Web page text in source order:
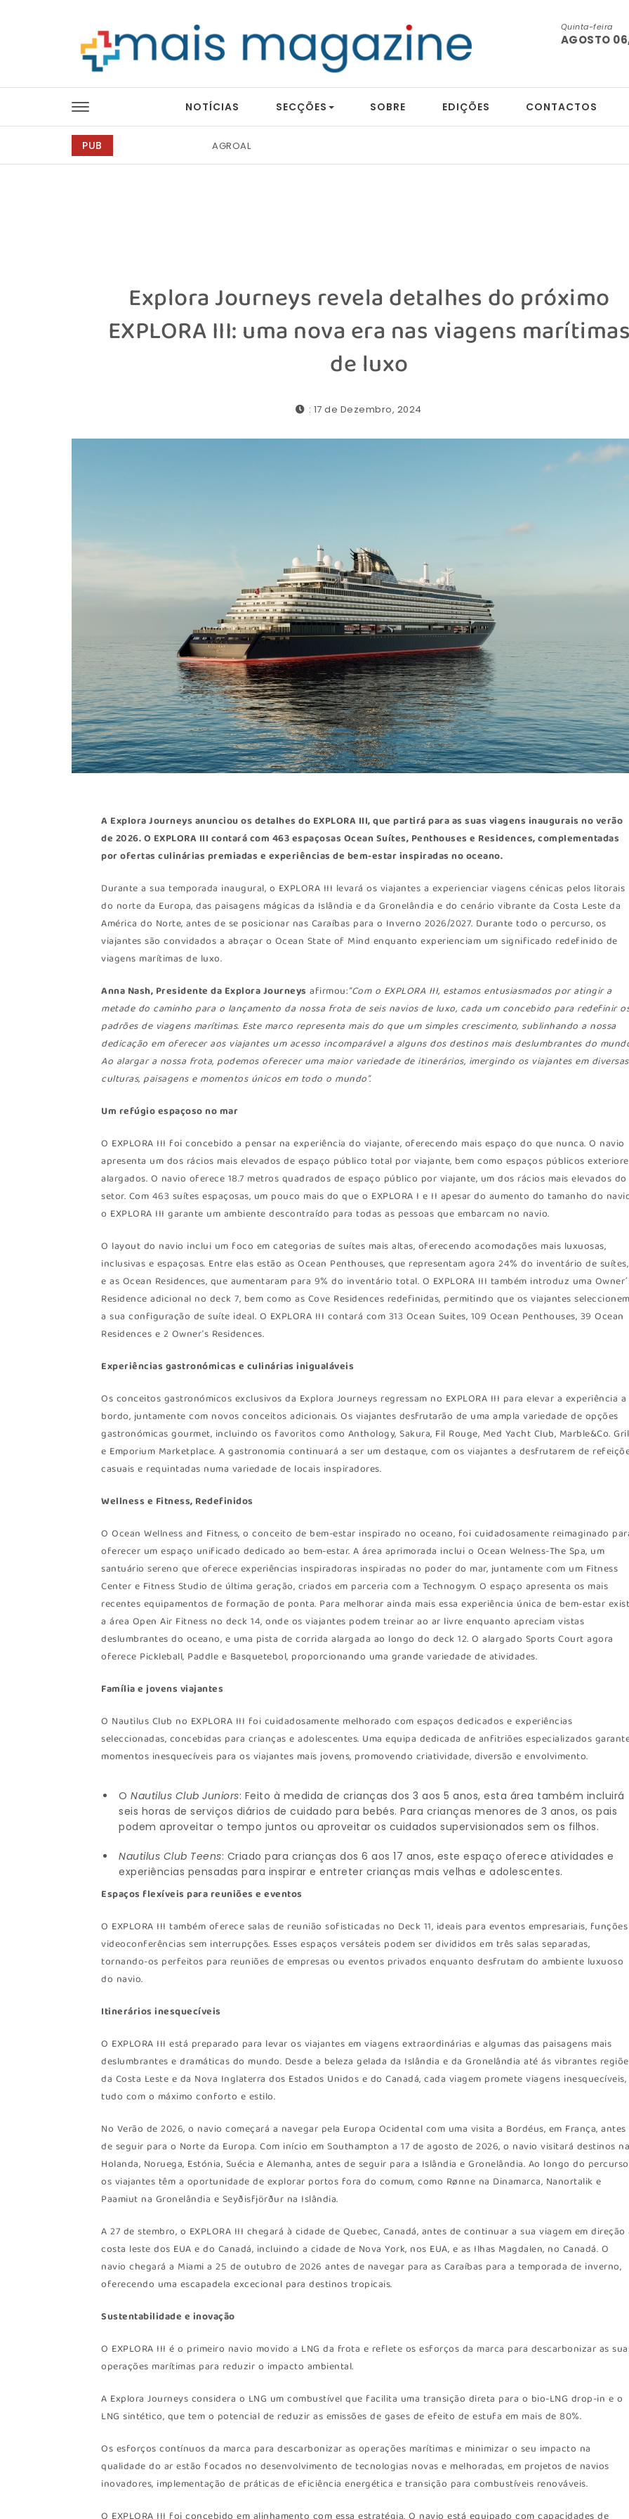
Quinta-feira
AGOSTO
NOTÍCIAS SECÇÕES SOBRE EDIÇÕES CONTACTOS
PUB Tintas 2000
Explora Journeys revela detalhes do próximo
EXPLORA III: uma nova era nas viagens
de luxo
: 17 de Dezembro, 2024
A Explora Journeys anunciou os detalhes do EXPLORA III, que partirá para as suas viagens inaugurais no verão
de 2026. O EXPLORA III contará com 463 espaçosas Ocean Suítes, Penthouses e Residences, complementadas
por ofertas culinárias premiadas e experiências de bem-estar inspiradas no oceano.
Durante a sua temporada inaugural, o EXPLORA III levará os viajantes a experienciar viagens cénicas pelos litorais
do norte da Europa, das paisagens mágicas da Islândia e da Gronelândia e do cenário vibrante da Costa Leste da
América do Norte, antes de se posicionar nas Caraíbas para o Inverno 2026/2027. Durante todo o percurso, os
viajantes são convidados a abraçar o Ocean State of Mind enquanto experienciam um significado redefinido de
viagens marítimas de luxo.
Anna Nash, Presidente da Explora Journeys afirmou:“Com o EXPLORA III, estamos entusiasmados por atingir a
metade do caminho para o lançamento da nossa frota de seis navios de luxo, cada um concebido para redefinir
padrões de viagens marítimas. Este marco representa mais do que um simples crescimento, sublinhando a nossa
dedicação em oferecer aos viajantes um acesso incomparável a alguns dos destinos mais deslumbrantes do
Ao alargar a nossa frota, podemos oferecer uma maior variedade de itinerários, imergindo os viajantes em diversas
culturas, paisagens e momentos únicos em todo o mundo”.
Um refúgio espaçoso no mar
O EXPLORA III foi concebido a pensar na experiência do viajante, oferecendo mais espaço do que nunca. O navio
apresenta um dos rácios mais elevados de espaço público total por viajante, bem como espaços públicos
alargados. O navio oferece 18.7 metros quadrados de espaço público por viajante, um dos rácios mais elevados do
setor. Com 463 suítes espaçosas, um pouco mais do que o EXPLORA I e II apesar do aumento do tamanho do
o EXPLORA III garante um ambiente descontraído para todas as pessoas que embarcam no navio.
O layout do navio inclui um foco em categorias de suítes mais altas, oferecendo acomodações mais luxuosas,
inclusivas e espaçosas. Entre elas estão as Ocean Penthouses, que representam agora 24% do inventário de suítes,
e as Ocean Residences, que aumentaram para 9% do inventário total. O EXPLORA III também introduz uma
Residence adicional no deck 7, bem como as Cove Residences redefinidas, permitindo que os viajantes
a sua configuração de suíte ideal. O EXPLORA III contará com 313 Ocean Suites, 109 Ocean Penthouses, 39 Ocean
Residences e 2 Owner’s Residences.
Experiências gastronómicas e culinárias inigualáveis
Os conceitos gastronómicos exclusivos da Explora Journeys regressam no EXPLORA III para elevar a experiência a
bordo, juntamente com novos conceitos adicionais. Os viajantes desfrutarão de uma ampla variedade de opções
gastronómicas gourmet, incluindo os favoritos como Anthology, Sakura, Fil Rouge, Med Yacht Club, Marble&Co.
e Emporium Marketplace. A gastronomia continuará a ser um destaque, com os viajantes a desfrutarem de
casuais e requintadas numa variedade de locais inspiradores.
Wellness e Fitness, Redefinidos
O Ocean Wellness and Fitness, o conceito de bem-estar inspirado no oceano, foi cuidadosamente reimaginado
oferecer um espaço unificado dedicado ao bem-estar. A área aprimorada inclui o Ocean Welness-The Spa, um
santuário sereno que oferece experiências inspiradoras inspiradas no poder do mar, juntamente com um Fitness
Center e Fitness Studio de última geração, criados em parceria com a Technogym. O espaço apresenta os mais
recentes equipamentos de formação de ponta. Para melhorar ainda mais essa experiência única de bem-estar
a área Open Air Fitness no deck 14, onde os viajantes podem treinar ao ar livre enquanto apreciam vistas
deslumbrantes do oceano, e uma pista de corrida alargada ao longo do deck 12. O alargado Sports Court agora
oferece Pickleball, Paddle e Basquetebol, proporcionando uma grande variedade de atividades.
Família e jovens viajantes
O Nautilus Club no EXPLORA III foi cuidadosamente melhorado com espaços dedicados e experiências
seleccionadas, concebidas para crianças e adolescentes. Uma equipa dedicada de anfitriões especializados
momentos inesquecíveis para os viajantes mais jovens, promovendo criatividade, diversão e envolvimento.
ONautilus Club Juniors: Feito à medida de crianças dos 3 aos 5 anos, esta área também incluirá
seis horas de serviços diários de cuidado para bebés. Para crianças menores de 3 anos, os pais
podem aproveitar o tempo juntos ou aproveitar os cuidados supervisionados sem os filhos.
Nautilus Club Teens: Criado para crianças dos 6 aos 17 anos, este espaço oferece atividades e
experiências pensadas para inspirar e entreter crianças mais velhas e adolescentes.
Espaços flexíveis para reuniões e eventos
O EXPLORA III também oferece salas de reunião sofisticadas no Deck 11, ideais para eventos empresariais,
videoconferências sem interrupções. Esses espaços versáteis podem ser divididos em três salas separadas,
tornando-os perfeitos para reuniões de empresas ou eventos privados enquanto desfrutam do ambiente luxuoso
do navio.
Itinerários inesquecíveis
O EXPLORA III está preparado para levar os viajantes em viagens extraordinárias e algumas das paisagens mais
deslumbrantes e dramáticas do mundo. Desde a beleza gelada da Islândia e da Gronelândia até ás vibrantes
da Costa Leste e da Nova Inglaterra dos Estados Unidos e do Canadá, cada viagem promete viagens inesquecíveis,
tudo com o máximo conforto e estilo.
No Verão de 2026, o navio começará a navegar pela Europa Ocidental com uma visita a Bordéus, em França, antes
de seguir para o Norte da Europa. Com início em Southampton a 17 de agosto de 2026, o navio visitará destinos
Holanda, Noruega, Estónia, Suécia e Alemanha, antes de seguir para a Islândia e Gronelândia. Ao longo do
os viajantes têm a oportunidade de explorar portos fora do comum, como Rønne na Dinamarca, Nanortalik e
Paamiut na Gronelândia e Seyðisfjörður na Islândia.
A 27 de stembro, o EXPLORA III chegará à cidade de Quebec, Canadá, antes de continuar a sua viagem em direção
costa leste dos EUA e do Canadá, incluindo a cidade de Nova York, nos EUA, e as Ilhas Magdalen, no Canadá. O
navio chegará a Miami a 25 de outubro de 2026 antes de navegar para as Caraíbas para a temporada de inverno,
oferecendo uma escapadela excecional para destinos tropicais.
Sustentabilidade e inovação
O EXPLORA III é o primeiro navio movido a LNG da frota e reflete os esforços da marca para descarbonizar as
operações marítimas para reduzir o impacto ambiental.
A Explora Journeys considera o LNG um combustível que facilita uma transição direta para o bio-LNG drop-in e o
LNG sintético, que tem o potencial de reduzir as emissões de gases de efeito de estufa em mais de 80%.
Os esforços contínuos da marca para descarbonizar as operações marítimas e minimizar o seu impacto na
qualidade do ar estão focados no desenvolvimento de tecnologias novas e melhoradas, em projetos de navios
inovadores, implementação de práticas de eficiência energética e transição para combustíveis renováveis.